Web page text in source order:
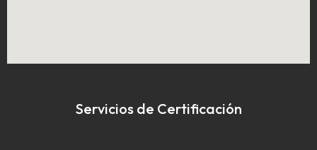
Servicios de Certificación